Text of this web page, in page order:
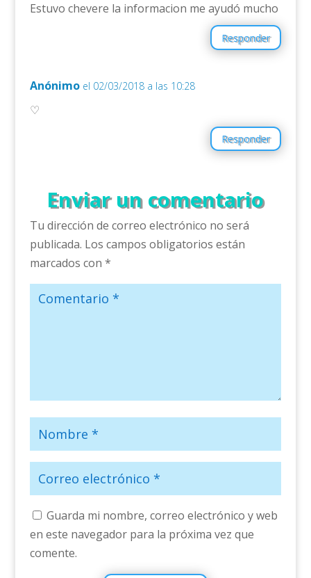
Estuvo chevere la informacion me ayudó mucho
Responder
Anónimo el 02/03/2018 a las 10:28
♡
Responder
Enviar un comentario
Tu dirección de correo electrónico no será
publicada. Los campos obligatorios están
marcados con *
Guarda mi nombre, correo electrónico y web
en este navegador para la próxima vez que
comente.